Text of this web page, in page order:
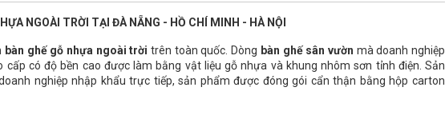
NGOÀI TRỜI TẠI ĐÀ NẴNG - HỒ CHÍ MINH - HÀ NỘI
bàn ghế gỗ nhựa ngoài trời trên toàn quốc. Dòng bàn ghế sân vườn mà doanh nghiệp
cấp có độ bền cao được làm bằng vật liệu gỗ nhựa và khung nhôm sơn tỉnh điện. Sản
nghiệp nhập khẩu trực tiếp, sản phẩm được đóng gói cẩn thận bằng hộp carton